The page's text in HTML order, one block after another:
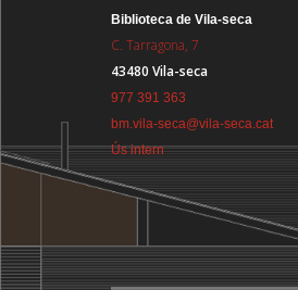
Biblioteca de Vila-seca
C. Tarragona, 7
43480 Vila-seca
977 391 363
bm.vila-seca@vila-seca.cat
Ús intern